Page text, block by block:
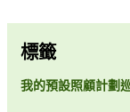
標籤
我的預設照顧計劃